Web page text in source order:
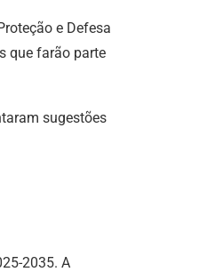
e Defesa
que farão parte
sugestões
2035. A